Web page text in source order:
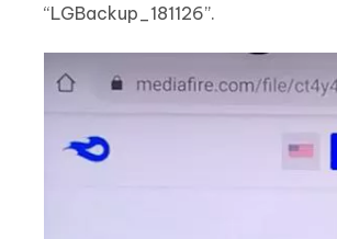
“LGBackup_181126”.